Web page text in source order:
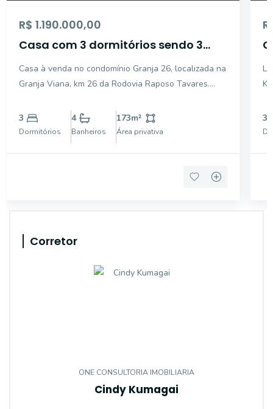
R$ 1.190.000,00
Casa com 3 dormitórios sendo 3
Cotia/SP
Casa à venda no condomínio Granja 26, localizada na
Granja Viana, km 26 da Rodovia Raposo Tavares.
posição privilegiada dentro do bairro, com vista
permanente para a mata e integração total com a
3
Dormitórios
4
Banheiros
173m²
Área privativa
3
Corretor
ONE CONSULTORIA IMOBILIARIA
Cindy Kumagai